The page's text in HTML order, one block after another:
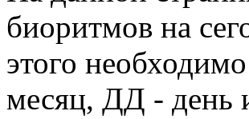
биоритмов на
этого
месяц, ДД - день